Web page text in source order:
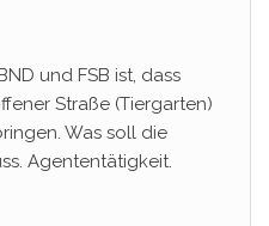
und FSB ist, dass
Straße (Tiergarten)
Was soll die
Agententätigkeit.